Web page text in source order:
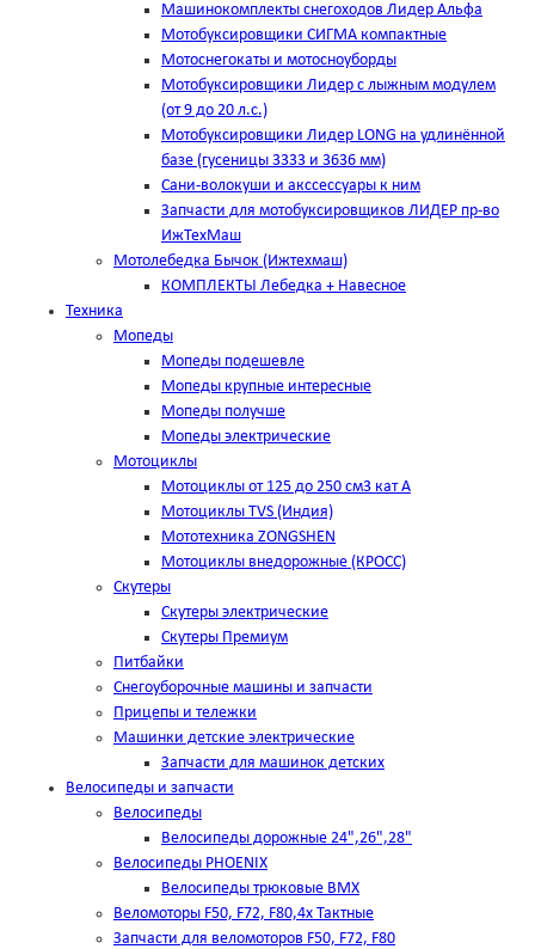
Машинокомплекты снегоходов Лидер Альфа
Мотобуксировщики СИГМА компактные
Мотоснегокаты и мотосноуборды
Мотобуксировщики Лидер с лыжным модулем
(от 9 до 20 л.с.)
Мотобуксировщики Лидер LONG на удлинённой
базе (гусеницы 3333 и 3636 мм)
Сани-волокуши и акссессуары к ним
Запчасти для мотобуксировщиков ЛИДЕР пр-во
ИжТехМаш
Мотолебедка Бычок (Ижтехмаш)
КОМПЛЕКТЫ Лебедка + Навесное
Техника
Мопеды
Мопеды подешевле
Мопеды крупные интересные
Мопеды получше
Мопеды электрические
Мотоциклы
Мотоциклы от 125 до 250 см3 кат А
Мотоциклы TVS (Индия)
Мототехника ZONGSHEN
Мотоциклы внедорожные (КРОСС)
Скутеры
Скутеры электрические
Скутеры Премиум
Питбайки
Снегоуборочные машины и запчасти
Прицепы и тележки
Машинки детские электрические
Запчасти для машинок детских
Велосипеды и запчасти
Велосипеды
Велосипеды дорожные 24",26",28"
Велосипеды PHOENIX
Велосипеды трюковые BMX
Веломоторы F50, F72, F80,4х Тактные
Запчасти для веломоторов F50, F72, F80